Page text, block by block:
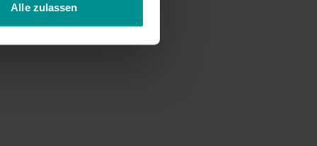
Alle zulassen